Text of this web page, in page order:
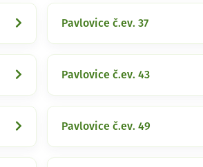
Pavlovice č.ev. 37
Pavlovice č.ev. 43
Pavlovice č.ev. 49